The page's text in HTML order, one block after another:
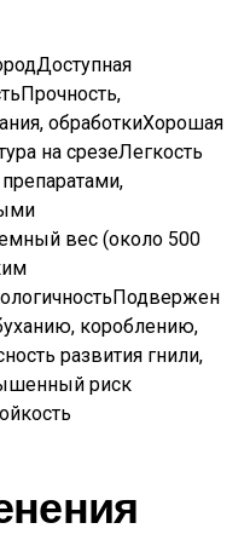
обработкиХорошая
на срезеЛегкость
вес (около 500
короблению,
развития гнили,
риск